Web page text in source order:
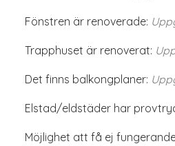
Fönstren är renoverade:
Trapphuset är renoverat:
Det finns balkongplaner:
Elstad/eldstäder har
Möjlighet att få ej